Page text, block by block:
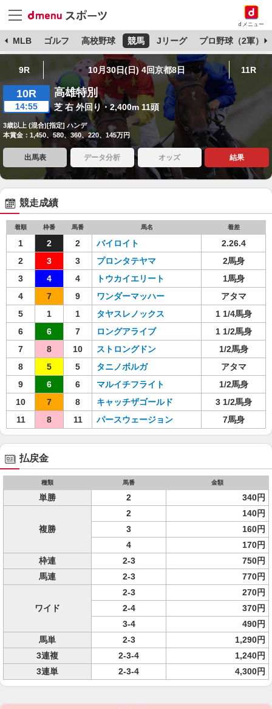
dメニュー
MLB ゴルフ 高校野球 競馬 Jリーグ プロ野球（2軍）
9R 10月30日(日) 4回京都8日 11R
10R
14:55
高雄特別
芝 右 外回り・2,400m 11頭
3歳以上 (混合)[指定] ハンデ
本賞金：1,450、580、360、220、145万円
出馬表 データ分析 オッズ 結果
競走成績
着順 枠番 馬番 馬名 着差
1 2 2 バイロイト
2.26.4
2
3 3 プロンタテヤマ
2馬身
3
4 4 トウカイエリート
1馬身
4
7 9 ワンダーマッハー
アタマ
5
1 1 タヤスレノックス
1 1/4馬身
6
6 7 ロングアライブ
1 1/2馬身
7
8 10 ストロングドン
1/2馬身
8
5 5 タニノボルガ
アタマ
9
6 6 マルイチフライト
1/2馬身
10
7 8 キャッチザゴールド
3 1/2馬身
11
8 11 パースウェージョン 7馬身
払戻金
種類 馬番 金額
単勝 2 340円
複勝
2
140円
3
160円
4
170円
枠連
2-3
750円
馬連
2-3 770円
ワイド
2-3
270円
2-4
370円
3-4
490円
馬単
2-3
1,290円
3連複
2-3-4
1,240円
3連単
2-3-4 4,300円